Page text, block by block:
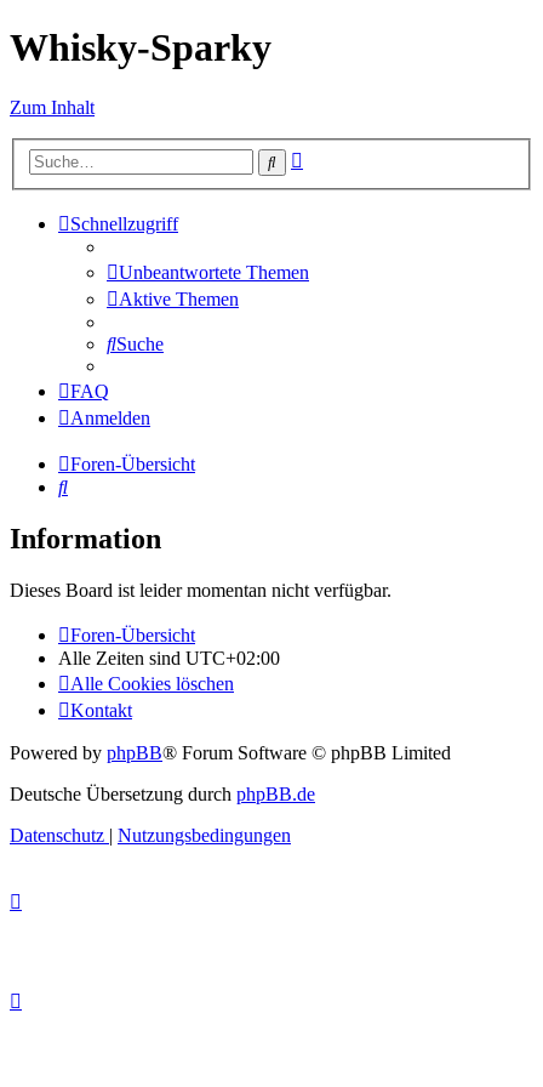
Whisky-Sparky
Zum Inhalt
Suche
Schnellzugriff
Unbeantwortete Themen
Aktive Themen
Suche
FAQ
Anmelden
Foren-Übersicht
Suche
Information
Dieses Board ist leider momentan nicht verfügbar.
Foren-Übersicht
Alle Zeiten sind UTC+02:00
Alle Cookies löschen
Kontakt
Powered by phpBB® Forum Software © phpBB Limited
Deutsche Übersetzung durch phpBB.de
Datenschutz | Nutzungsbedingungen